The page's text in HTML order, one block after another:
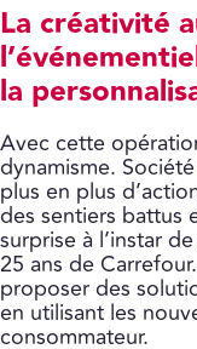
La créativité
la
Avec cette
dynamisme.
plus en plus
des sentiers
surprise à l’instar
25 ans de
proposer des
en utilisant les
consommateur.